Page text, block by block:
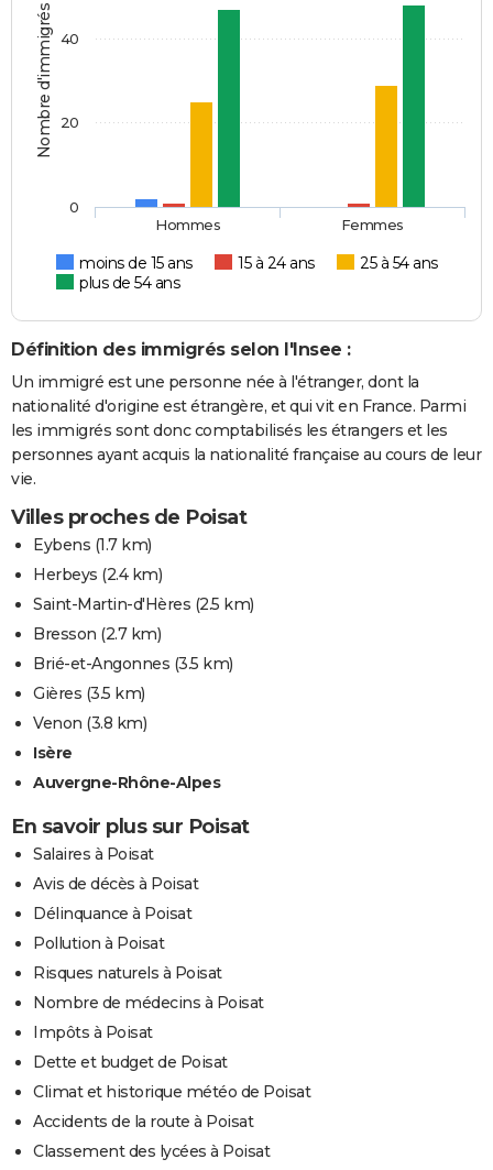
Nombre d'immigrés
moins de 15 ans 15 à 24 ans
25 à 54 ans
plus de 54 ans
Hommes Femmes
0
20
40
Définition des immigrés selon l'Insee :
Un immigré est une personne née à l'étranger, dont la
nationalité d'origine est étrangère, et qui vit en France. Parmi
les immigrés sont donc comptabilisés les étrangers et les
personnes ayant acquis la nationalité française au cours de leur
vie.
Villes proches de Poisat
Eybens (1.7 km)
Herbeys (2.4 km)
Saint-Martin-d'Hères (2.5 km)
Bresson (2.7 km)
Brié-et-Angonnes (3.5 km)
Gières (3.5 km)
Venon (3.8 km)
Isère
Auvergne-Rhône-Alpes
En savoir plus sur Poisat
Salaires à Poisat
Avis de décès à Poisat
Délinquance à Poisat
Pollution à Poisat
Risques naturels à Poisat
Nombre de médecins à Poisat
Impôts à Poisat
Dette et budget de Poisat
Climat et historique météo de Poisat
Accidents de la route à Poisat
Classement des lycées à Poisat